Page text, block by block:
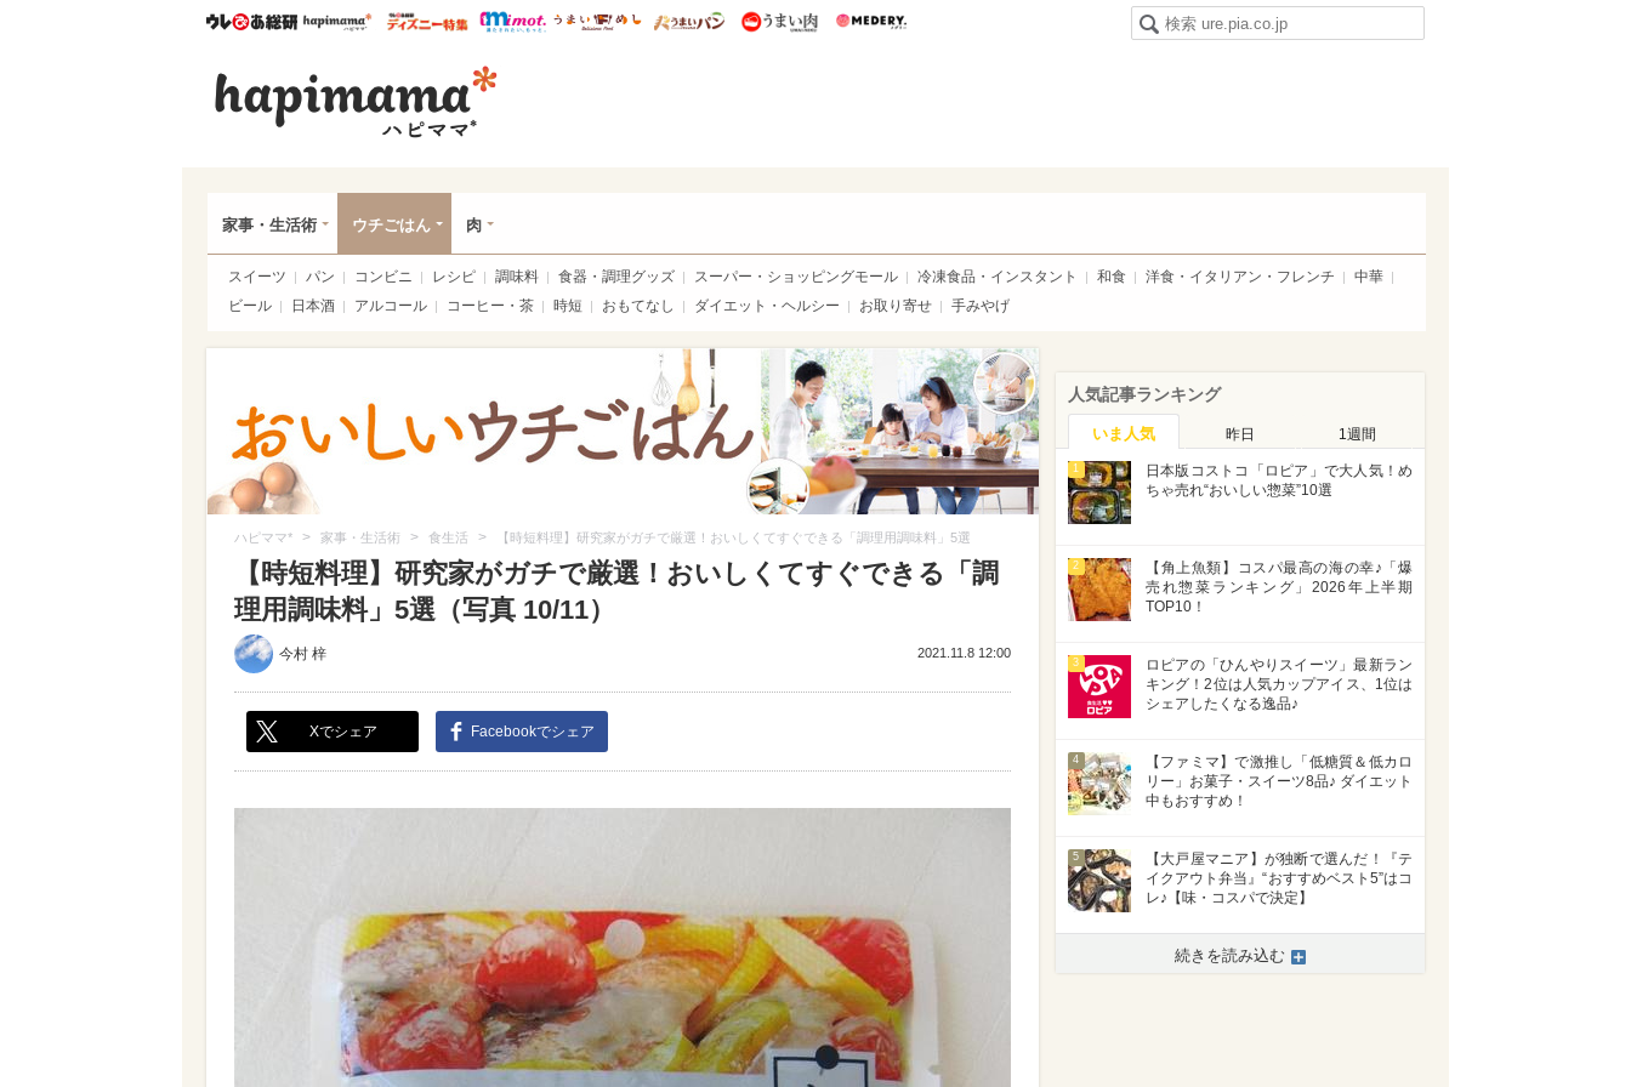
ウレぴあ総研ハピママ* ウレぴあ総研 ディズニー特集
mimot. うまいめし うまいパン うまい肉
家事・生活術 ウチごはん 肉
スイーツ パン コンビニ レシピ 調味料 食器・調理グッズ スーパー・ショッピングモール 冷凍食品・インスタント 和食 洋食・イタリアン・フレンチ
中華
ビール
日本酒 アルコール コーヒー・茶 時短 おもてなし ダイエット・ヘルシー お取り寄せ 手みやげ
ハピママ* > 家事・生活術 > 食生活 > 【時短料理】研究家がガチで厳選！おいしくてすぐできる「調理用調味料」5選
【時短料理】研究家がガチで厳選！おいしくてすぐできる「調
理用調味料」5選（写真 10/11）
今村 梓 2021.11.8 12:00
Xでシェア Facebookでシェア
人気記事ランキング
いま人気 昨日 1週間
1
日本版コストコ「ロピア」で大人気！め
ちゃ売れ“おいしい惣菜”10選
2
【角上魚類】コスパ最高の海の幸♪「爆
売れ惣菜ランキング」2026年上半期
TOP10！
3
ロピアの「ひんやりスイーツ」最新ラン
キング！2位は人気カップアイス、1位は
シェアしたくなる逸品♪
4
【ファミマ】で激推し「低糖質＆低カロ
リー」お菓子・スイーツ8品♪ ダイエット
中もおすすめ！
5
【大戸屋マニア】が独断で選んだ！『テ
イクアウト弁当』“おすすめベスト5”はコ
レ♪【味・コスパで決定】
続きを読み込む